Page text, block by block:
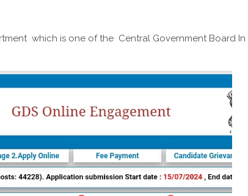
which is one of the Central Government Board In